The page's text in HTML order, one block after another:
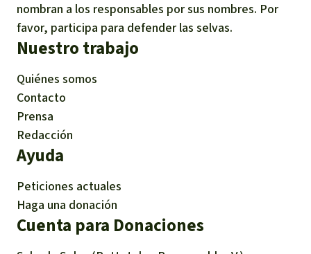
nombran a los responsables por sus nombres. Por
favor, participa para defender las selvas.
Nuestro trabajo
Quiénes somos
Contacto
Prensa
Redacción
Ayuda
Peticiones actuales
Haga una donación
Cuenta para Donaciones